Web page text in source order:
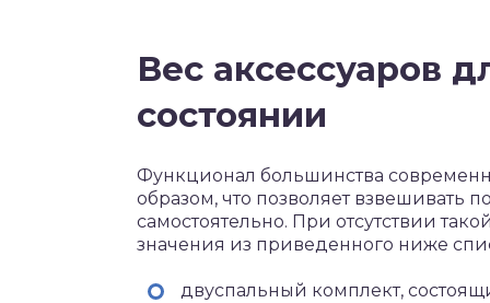
Вес аксессуаров
состоянии
Функционал большинства
образом, что позволяет взвешивать
самостоятельно. При отсутствии
значения из приведенного ниже
двуспальный комплект,